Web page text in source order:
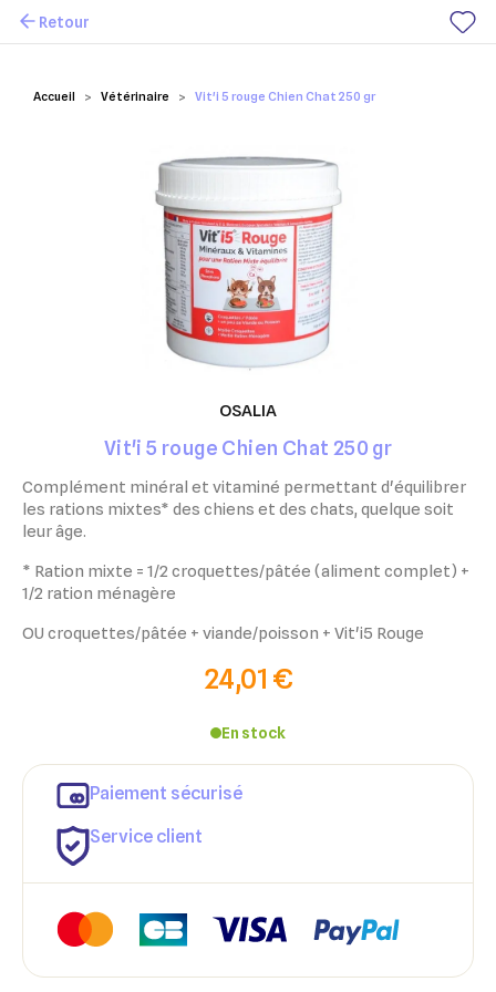
Mes favoris
Accueil Vétérinaire Vit'i 5 rouge Chien Chat 250 gr
Retour
OSALIA
Vit'i 5 rouge Chien Chat 250 gr
Complément minéral et vitaminé permettant d'équilibrer
les rations mixtes* des chiens et des chats, quelque soit
leur âge.
* Ration mixte = 1/2 croquettes/pâtée (aliment complet) +
1/2 ration ménagère
OU croquettes/pâtée + viande/poisson + Vit'i5 Rouge
24,01 €
En stock
Paiement sécurisé
Service client